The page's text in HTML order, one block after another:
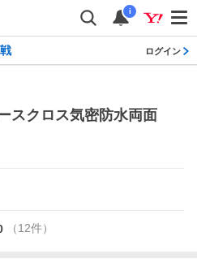
i
ログイン
スクロス気密防水両面
（12件）